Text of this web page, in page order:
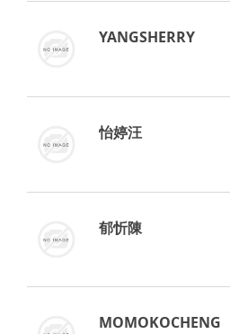
YANGSHERRY
怡婷汪
郁忻陳
MOMOKOCHENG